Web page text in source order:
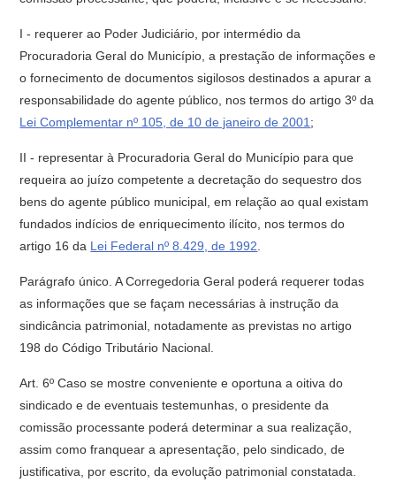
I - requerer ao Poder Judiciário, por intermédio da
Procuradoria Geral do Município, a prestação de informações e
o fornecimento de documentos sigilosos destinados a apurar a
responsabilidade do agente público, nos termos do artigo 3º da
Lei Complementar nº 105, de 10 de janeiro de 2001 ;
II - representar à Procuradoria Geral do Município para que
requeira ao juízo competente a decretação do sequestro dos
bens do agente público municipal, em relação ao qual existam
fundados indícios de enriquecimento ilícito, nos termos do
artigo 16 da Lei Federal nº 8.429, de 1992
Parágrafo único. A Corregedoria Geral poderá requerer todas
as informações que se façam necessárias à instrução da
sindicância patrimonial, notadamente as previstas no artigo
198 do Código Tributário Nacional.
Art. 6º Caso se mostre conveniente e oportuna a oitiva do
sindicado e de eventuais testemunhas, o presidente da
comissão processante poderá determinar a sua realização,
assim como franquear a apresentação, pelo sindicado, de
justificativa, por escrito, da evolução patrimonial constatada.